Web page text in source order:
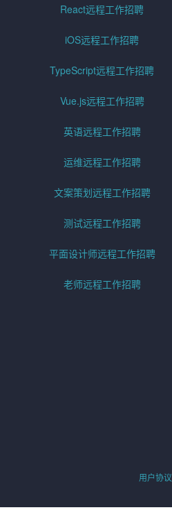
React远程工作招聘
iOS远程工作招聘
TypeScript远程工作招聘
Vue.js远程工作招聘
英语远程工作招聘
运维远程工作招聘
文案策划远程工作招聘
测试远程工作招聘
平面设计师远程工作招聘
老师远程工作招聘
用户协议